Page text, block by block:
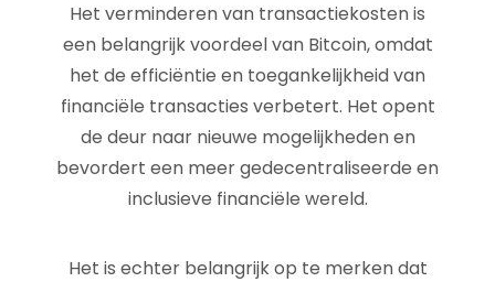
Het verminderen van transactiekosten is
een belangrijk voordeel van Bitcoin, omdat
het de efficiëntie en toegankelijkheid van
financiële transacties verbetert. Het opent
de deur naar nieuwe mogelijkheden en
bevordert een meer gedecentraliseerde en
inclusieve financiële wereld.
Het is echter belangrijk op te merken dat